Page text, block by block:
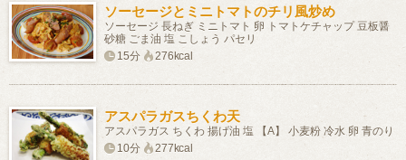
ソーセージとミニトマトのチリ風炒め
ソーセージ 長ねぎ ミニトマト 卵 トマトケチャップ 豆板醤
砂糖 ごま油 塩 こしょう パセリ
15分
276kcal
アスパラガスちくわ天
アスパラガス ちくわ 揚げ油 塩 【A】 小麦粉 冷水 卵 青のり
10分
277kcal